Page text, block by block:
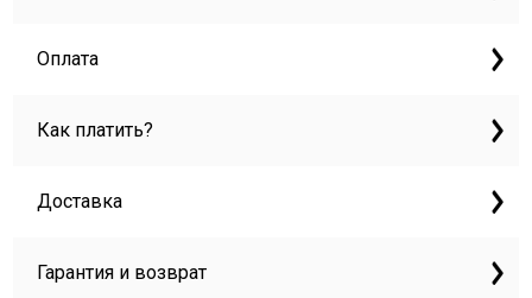
Оплата
Как платить?
Доставка
Гарантия и возврат